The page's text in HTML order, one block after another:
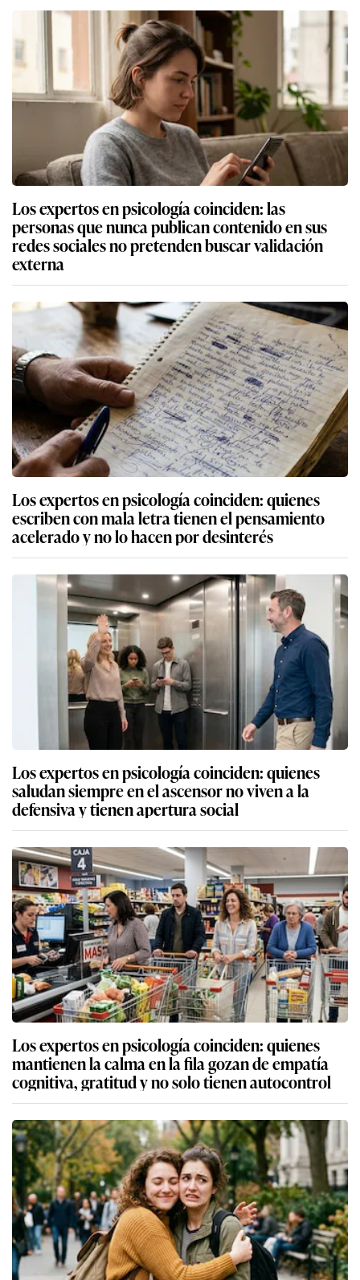
Los expertos en psicología coinciden: las
personas que nunca publican contenido en sus
redes sociales no pretenden buscar validación
externa
Los expertos en psicología coinciden: quienes
escriben con mala letra tienen el pensamiento
acelerado y no lo hacen por desinterés
Los expertos en psicología coinciden: quienes
saludan siempre en el ascensor no viven a la
defensiva y tienen apertura social
Los expertos en psicología coinciden: quienes
mantienen la calma en la fila gozan de empatía
cognitiva, gratitud y no solo tienen autocontrol